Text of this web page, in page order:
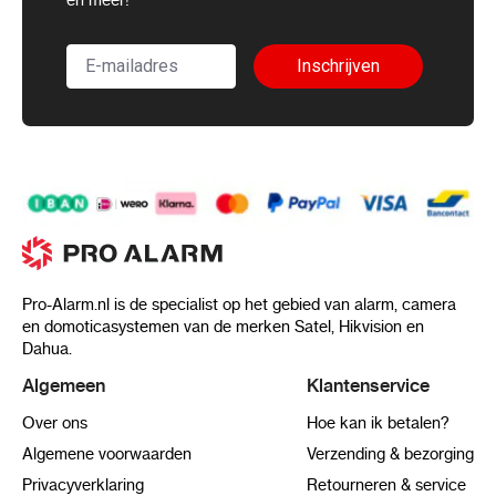
Startup And Operating Conditions-10 °C to
50 °C (14 °F to 122 °F). Humidity 95% or
Plastic body
Camera Dimension
Package Dimension135 × 135 × 183 mm
(5.3" × 5.3" × 7.2")
Approval
Inschrijven
Pro-Alarm.nl is de specialist op het gebied van alarm, camera
en domoticasystemen van de merken Satel, Hikvision en
Dahua.
Algemeen
Over ons
Algemene voorwaarden
Privacyverklaring
Klantenservice
Hoe kan ik betalen?
Verzending & bezorging
Retourneren & service